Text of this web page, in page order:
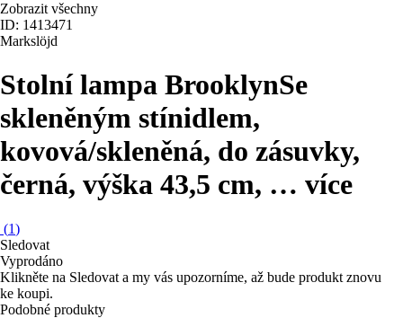
Zobrazit všechny
ID: 1413471
Markslöjd
Stolní lampa BrooklynSe
skleněným stínidlem,
kovová/skleněná, do zásuvky,
černá, výška 43,5 cm, … více
(1)
Sledovat
Vyprodáno
Klikněte na Sledovat a my vás upozorníme, až bude produkt znovu
ke koupi.
Podobné produkty